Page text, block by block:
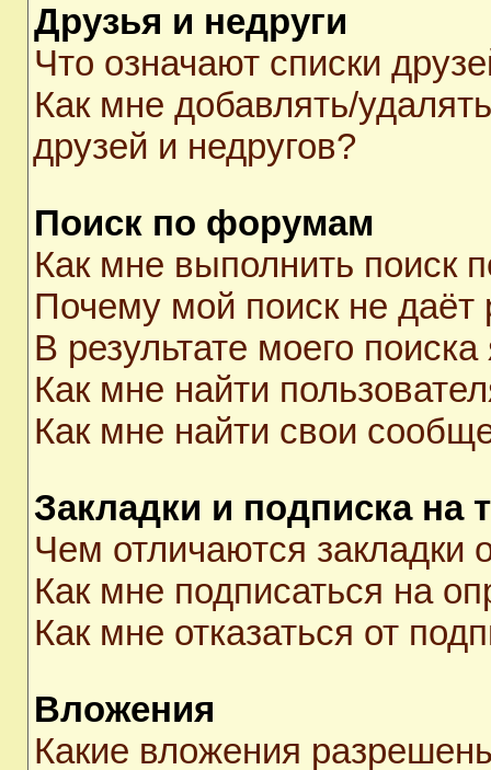
Друзья и недруги
Что означают списки
Как мне добавлять/
друзей и недругов?
Поиск по форумам
Как мне выполнить
Почему мой поиск не даёт
В результате моего
Как мне найти
Как мне найти свои
Закладки и подписка на
Чем отличаются закладки
Как мне подписаться на
Как мне отказаться от
Вложения
Какие вложения